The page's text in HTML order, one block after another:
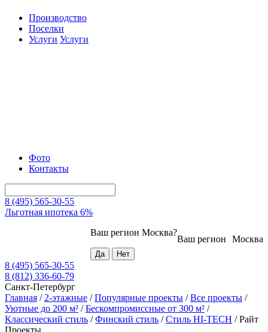
Производство
Поселки
Услуги Услуги
Фото
Контакты
8 (495) 565-30-55
Льготная ипотека 6%
Москва
Ваш регион
Ваш регион Москва?
8 (495) 565-30-55
8 (812) 336-60-79
Санкт-Петербург
Главная / 2-этажные /Популярные проекты /Все проекты /
Уютные до 200 м² /Бескомпромиссные от 300 м² /
Классический стиль /Финский стиль /Стиль HI-TECH /Райт